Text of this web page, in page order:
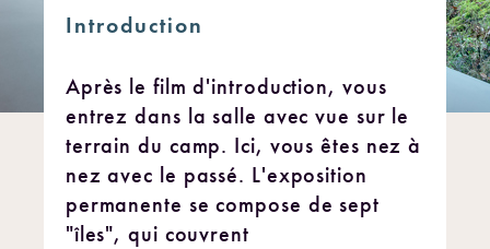
Introduction
Après le film d'introduction, vous
entrez dans la salle avec vue sur le
terrain du camp. Ici, vous êtes nez à
nez avec le passé. L'exposition
permanente se compose de sept
"îles", qui couvrent